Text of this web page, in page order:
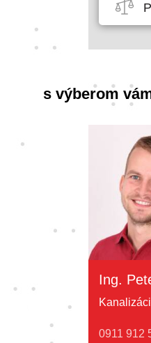
s výberom
Ing.
0911 912